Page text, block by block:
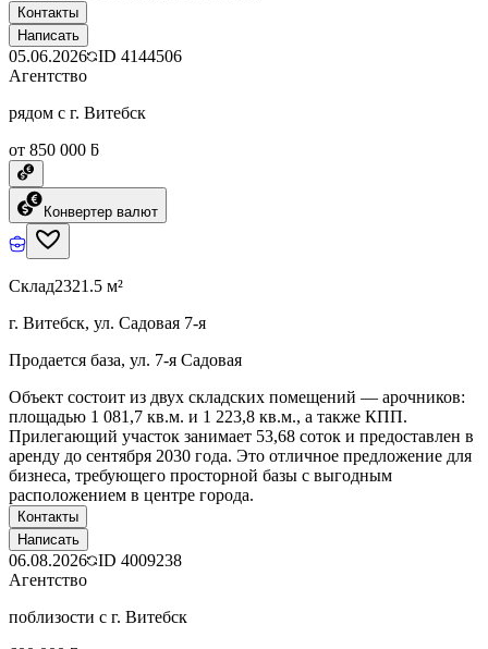
Контакты
Написать
05.06.2026 ID 4144506
Агентство
рядом с г. Витебск
от 850 000 ƃ
Конвертер валют
Склад2321.5 м²
г. Витебск, ул. Садовая 7-я
Продается база, ул. 7-я Садовая
Объект состоит из двух складских помещений — арочников:
площадью 1 081,7 кв.м. и 1 223,8 кв.м., а также КПП.
Прилегающий участок занимает 53,68 соток и предоставлен в
аренду до сентября 2030 года. Это отличное предложение для
бизнеса, требующего просторной базы с выгодным
расположением в центре города.
Контакты
Написать
06.08.2026 ID 4009238
Агентство
поблизости с г. Витебск